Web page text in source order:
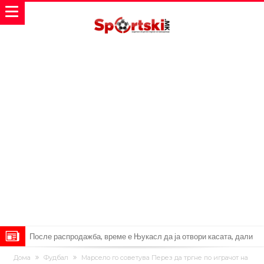
После распродажба, време е Њукасл да ја отвори касата, дали
има 100.000.000 евра за да ги задоволи Германците?
Ова што се случи на другиот крај од планетата најдобро покажува
Дома Фудбал
Марсело го советува Перез да тргне по играчот на